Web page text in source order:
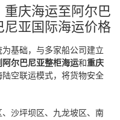
庆海运至阿尔巴
尼亚国际海运价格
基础，与多家船公司建立
阿尔巴尼亚整柜海运和重庆
空联运模式，将货物安全
沙坪坝区、九龙坡区、南